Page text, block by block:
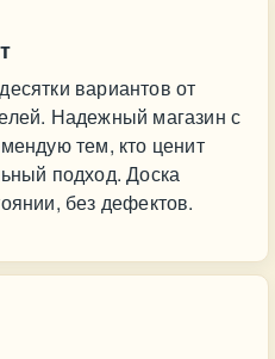
вариантов от
Надежный магазин с
тем, кто ценит
подход. Доска
без дефектов.